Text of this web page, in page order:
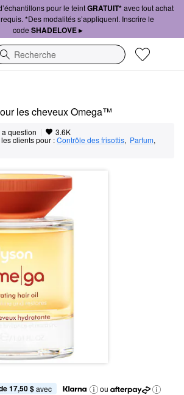
pour le teintGRATUIT*avec tout achat
*Des modalités s’appliquent. Inscrire le
code SHADELOVE ▸
les cheveux Omega™
a question | 3.6K
clients pour :Contrôle des frisottis, Parfum,
17,50 $ avec
ou